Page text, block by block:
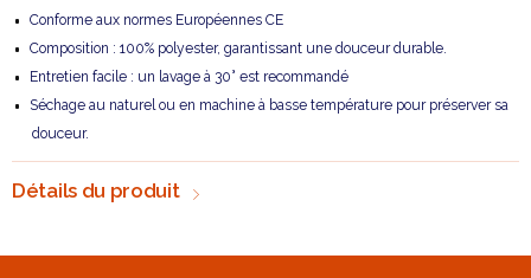
Conforme aux normes Européennes CE
Composition : 100% polyester, garantissant une douceur durable.
Entretien facile : un lavage à 30° est recommandé
Séchage au naturel ou en machine à basse température pour préserver sa
douceur.
Détails du produit